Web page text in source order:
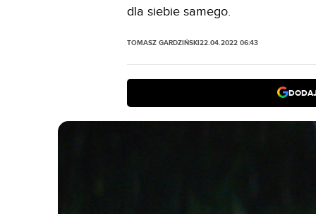
dla siebie samego.
TOMASZ GARDZIŃSKI22.04.2022 06:43